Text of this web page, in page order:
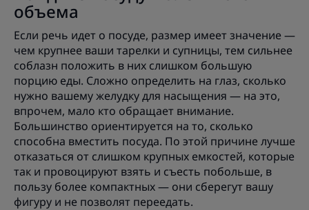
объема
Если речь идет о посуде, размер имеет значение —
чем крупнее ваши тарелки и супницы, тем сильнее
соблазн положить в них слишком большую
порцию еды. Сложно определить на глаз, сколько
нужно вашему желудку для насыщения — на это,
впрочем, мало кто обращает внимание.
Большинство ориентируется на то, сколько
способна вместить посуда. По этой причине лучше
отказаться от слишком крупных емкостей, которые
так и провоцируют взять и съесть побольше, в
пользу более компактных — они сберегут вашу
фигуру и не позволят переедать.